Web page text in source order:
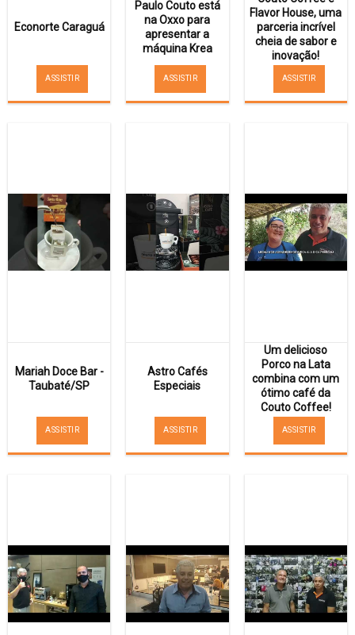
Econorte Caraguá
ASSISTIR
Paulo Couto está
na Oxxo para
apresentar a
máquina Krea
ASSISTIR
Flavor House, uma
parceria incrível
cheia de sabor e
inovação!
ASSISTIR
Mariah Doce Bar -
Taubaté/SP
ASSISTIR
Astro Cafés
Especiais
ASSISTIR
Um delicioso
Porco na Lata
combina com um
ótimo café da
Couto Coffee!
ASSISTIR